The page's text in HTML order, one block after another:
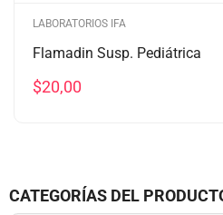
CATEGORÍAS DEL
LABORATORIOS IFA
Flamadin Susp. Pediátrica
$20,00